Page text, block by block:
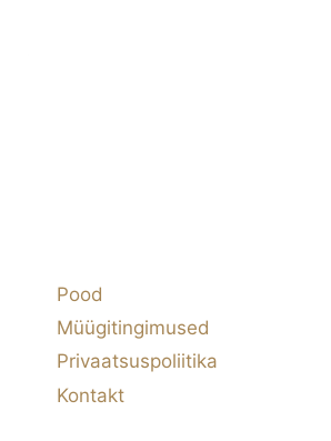
Pood
Müügitingimused
Privaatsuspoliitika
Kontakt